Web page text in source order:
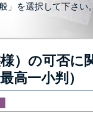
」を選択して下さい
）の可否に
高一小判）